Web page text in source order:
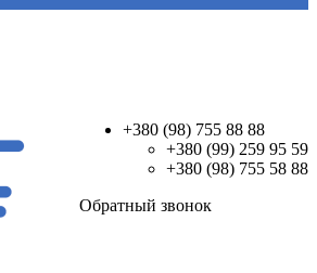
+380 (98) 755 88 88
+380 (99) 259 95 59
+380 (98) 755 58 88
Обратный звонок